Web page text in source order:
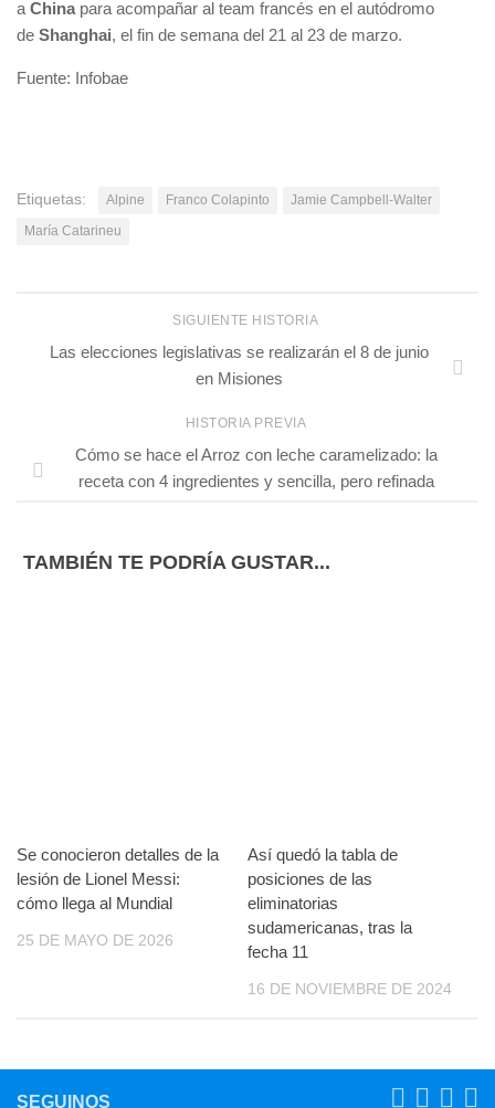
a China para acompañar al team francés en el autódromo
de Shanghai, el fin de semana del 21 al 23 de marzo.
Fuente: Infobae
Etiquetas: Alpine Franco Colapinto
Jamie Campbell-Walter
María Catarineu
SIGUIENTE HISTORIA
Las elecciones legislativas se realizarán el 8 de junio
en Misiones
HISTORIA PREVIA
Cómo se hace el Arroz con leche caramelizado: la
receta con 4 ingredientes y sencilla, pero refinada
TAMBIÉN TE PODRÍA GUSTAR...
Se conocieron detalles de la
lesión de Lionel Messi:
cómo llega al Mundial
25 DE MAYO DE 2026
Así quedó la tabla de
posiciones de las
eliminatorias
sudamericanas, tras la
fecha 11
16 DE NOVIEMBRE DE 2024
SEGUINOS